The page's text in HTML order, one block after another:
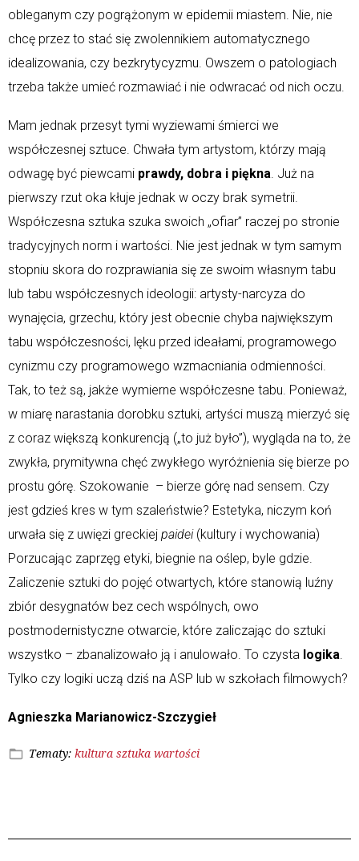
obleganym czy pogrążonym w epidemii miastem. Nie, nie
chcę przez to stać się zwolennikiem automatycznego
idealizowania, czy bezkrytycyzmu. Owszem o patologiach
trzeba także umieć rozmawiać i nie odwracać od nich oczu.
Mam jednak przesyt tymi wyziewami śmierci we
współczesnej sztuce. Chwała tym artystom, którzy mają
odwagę być piewcami prawdy, dobra i piękna. Już na
pierwszy rzut oka kłuje jednak w oczy brak symetrii.
Współczesna sztuka szuka swoich „ofiar” raczej po stronie
tradycyjnych norm i wartości. Nie jest jednak w tym samym
stopniu skora do rozprawiania się ze swoim własnym tabu
lub tabu współczesnych ideologii: artysty-narcyza do
wynajęcia, grzechu, który jest obecnie chyba największym
tabu współczesności, lęku przed ideałami, programowego
cynizmu czy programowego wzmacniania odmienności.
Tak, to też są, jakże wymierne współczesne tabu. Ponieważ,
w miarę narastania dorobku sztuki, artyści muszą mierzyć się
z coraz większą konkurencją („to już było”), wygląda na to, że
zwykła, prymitywna chęć zwykłego wyróżnienia się bierze po
prostu górę. Szokowanie – bierze górę nad sensem. Czy
jest gdzieś kres w tym szaleństwie? Estetyka, niczym koń
urwała się z uwięzi greckiej paidei(kultury i wychowania)
Porzucając zaprzęg etyki, biegnie na oślep, byle gdzie.
Zaliczenie sztuki do pojęć otwartych, które stanowią luźny
zbiór desygnatów bez cech wspólnych, owo
postmodernistyczne otwarcie, które zaliczając do sztuki
wszystko – zbanalizowało ją i anulowało. To czysta logika.
Tylko czy logiki uczą dziś na ASP lub w szkołach filmowych?
Agnieszka Marianowicz-Szczygieł
Tematy: kultura sztuka wartości